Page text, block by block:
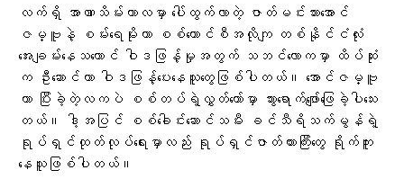
လက်ရှိ အာဏာသိမ်းကာလမှာ ပေါ်ထွက်လာတဲ့ ဇာတ်မင်းသားအောင်
ဇမ္ဗူနဲ့ စမ်းရေမိုးဟာ စစ်ကောင်စီအလိုကျ တစ်နိုင်ငံလုံး
အေးချမ်းနေသယောင် ဝါဒဖြန့်မှုအတွက် သဘင်လောကမှာ ထိပ်ဆုံး
က ဦးဆောင်ကာ ဝါဒဖြန့်ပေးနေသူတွေဖြစ်ပါတယ်။ အောင်ဇမ္ဗူ
ဟာ ပြီးခဲ့တဲ့လကပဲ စစ်တပ်ရဲ့လွှတ်တော်မှာ သွားရောက်ဖျော်ဖြေခဲ့ပါသေး
တယ်။ ဒါ့အပြင် စစ်ခေါင်းဆောင်သမီး ခင်သီရိသက်မွန်ရဲ့
ရုပ်ရှင်ထုတ်လုပ်ရေးမှာလည်း ရုပ်ရှင်ဇာတ်ကားကြီးတွေ ရိုက်ကူး
နေသူဖြစ်ပါတယ်။